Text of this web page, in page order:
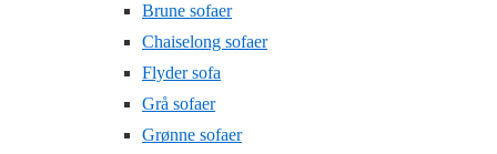
Brune sofaer
Chaiselong sofaer
Flyder sofa
Grå sofaer
Grønne sofaer